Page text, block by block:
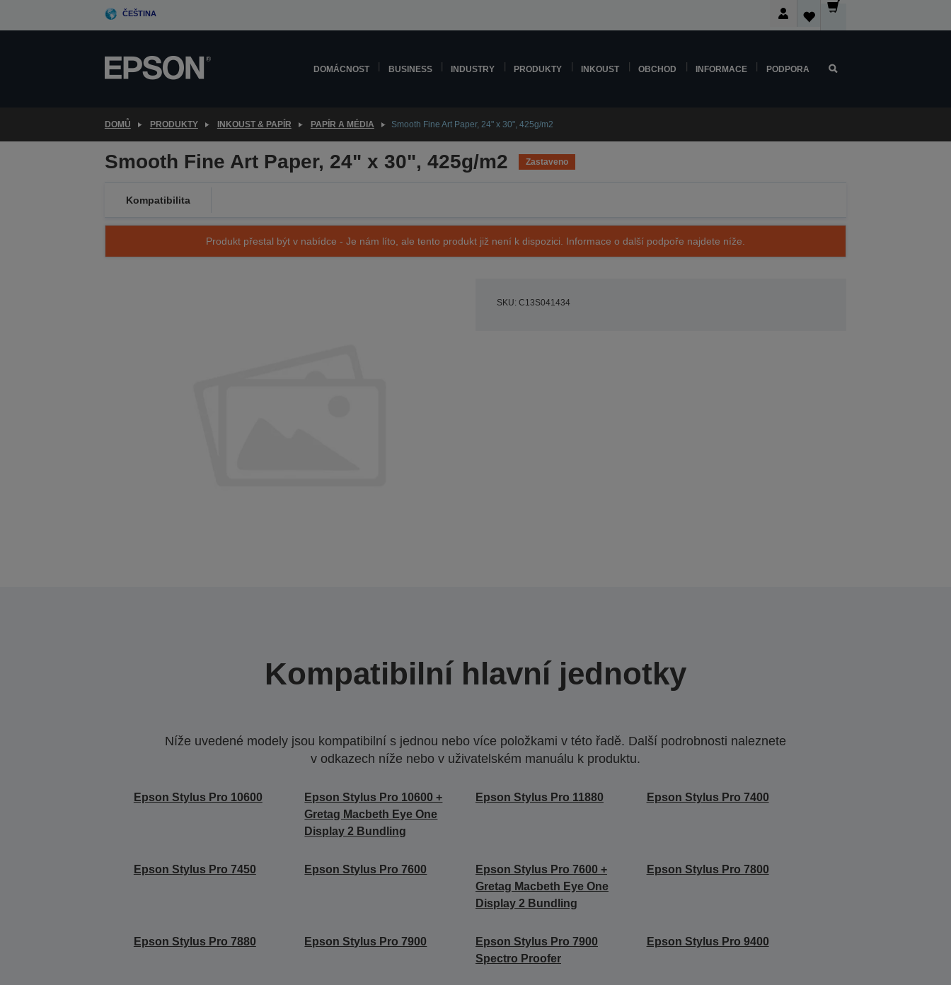
ČEŠTINA
DOMÁCNOST BUSINESS INDUSTRY PRODUKTY INKOUST OBCHOD INFORMACE PODPORA
DOMŮ PRODUKTY INKOUST & PAPÍR PAPÍR A MÉDIA Smooth Fine Art Paper, 24" x 30", 425g/m2
Smooth Fine Art Paper, 24" x 30", 425g/m2 Zastaveno
Kompatibilita
Produkt přestal být v nabídce - Je nám líto, ale tento produkt již není k dispozici. Informace o další podpoře najdete níže.
SKU: C13S041434
Kompatibilní hlavní jednotky
Níže uvedené modely jsou kompatibilní s jednou nebo více položkami v této řadě. Další podrobnosti naleznete
v odkazech níže nebo v uživatelském manuálu k produktu.
Epson Stylus Pro 10600
Epson Stylus Pro 10600 +
Gretag Macbeth Eye One
Display 2 Bundling
Epson Stylus Pro 11880 Epson Stylus Pro 7400
Epson Stylus Pro 7450 Epson Stylus Pro 7600
Epson Stylus Pro 7600 +
Gretag Macbeth Eye One
Display 2 Bundling
Epson Stylus Pro 7800
Epson Stylus Pro 7880 Epson Stylus Pro 7900
Epson Stylus Pro 7900
Spectro Proofer
Epson Stylus Pro 9400